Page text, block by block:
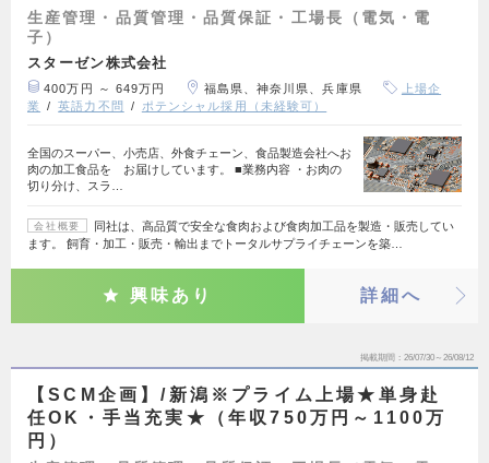
生産管理・品質管理・品質保証・工場長（電気・電
子）
スターゼン株式会社
400万円 ～ 649万円 福島県、神奈川県、兵庫県
上場企
業
英語力不問 ポテンシャル採用（未経験可）
全国のスーパー、小売店、外食チェーン、食品製造会社へお
肉の加工食品を お届けしています。 ■業務内容 ・お肉の
切り分け、スラ…
会社概要
同社は、高品質で安全な食肉および食肉加工品を製造・販売してい
ます。 飼育・加工・販売・輸出までトータルサプライチェーンを築…
興味あり 詳細へ
掲載期間 26/07/30～26/08/12
【SCM企画】/新潟※プライム上場★単身赴
任OK・手当充実★（年収750万円～1100万
円）